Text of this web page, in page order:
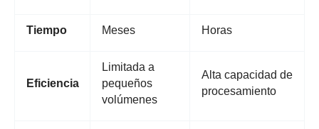
Tiempo Meses Horas
Eficiencia
Limitada a
pequeños
volúmenes
Alta capacidad de
procesamiento